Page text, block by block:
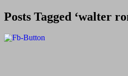
Posts Tagged ‘walter